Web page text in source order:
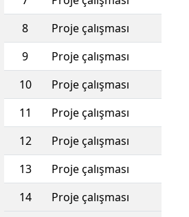
8
Proje çalışması
9
Proje çalışması
10
Proje çalışması
11
Proje çalışması
12
Proje çalışması
13
Proje çalışması
14
Proje çalışması